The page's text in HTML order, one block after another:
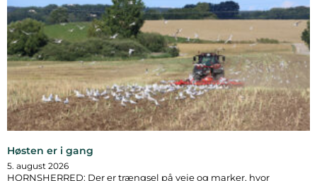
Høsten er i gang
5. august 2026
HORNSHERRED: Der er trængsel på veje og marker, hvor